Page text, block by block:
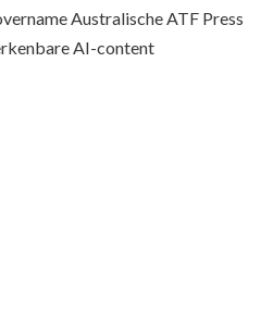
Australische ATF Press
AI-content